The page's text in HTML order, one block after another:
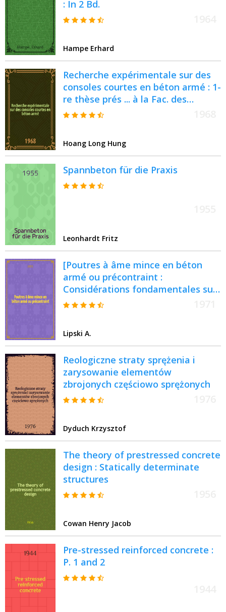
: In 2 Bd.
Hampe Erhard
Recherche expérimentale sur des
consoles courtes en béton armé : 1-
re thèse prés ... à la Fac. des
sciences de l'Univ. de Paris ..
Hoang Long Hung
Spannbeton für die Praxis
Leonhardt Fritz
[Poutres à âme mince en béton
armé ou précontraint :
Considérations fondamentales sur
la fissuration et sur la répartition
Lipski A.
Reologiczne straty sprężenia i
zarysowanie elementów
zbrojonych częściowo sprężonych
Dyduch Krzysztof
The theory of prestressed concrete
design : Statically determinate
structures
Cowan Henry Jacob
Pre-stressed reinforced concrete :
P. 1 and 2